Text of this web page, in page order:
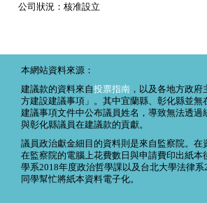
公司狀況：核准設立
本網站資料來源：
建議款的資料來自投票指南 ，以及各地方政
方建設建議事項」。其中宜蘭縣、彰化縣並無
建議事項文件中公布議員姓名，導致無法透過
與彰化縣議員在建議款的貢獻。
議員政治獻金細目的資料則是來自監察院。在
在監察院的電腦上花費數日與申請費印出紙本
學系2018年度政治哲學課以及台北大學法律系
同學幫忙將紙本資料電子化。